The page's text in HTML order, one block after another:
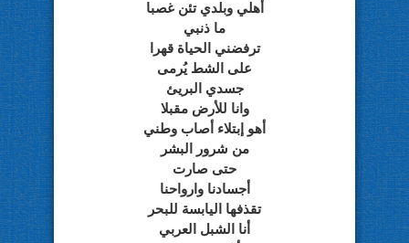
أهلي وبلدي تئن غصبا
ما ذنبي
ترفضني الحياة قهرا
على الشط يُرمى
جسدي البريئ
وانا للأرض مقبلا
أهو إبتلاء أصاب وطني
من شرور البشر
حتى صارت
أجسادنا وارواحنا
تقذفها اليابسة للبحر
أنا الشبل العربي